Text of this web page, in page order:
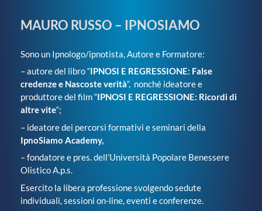
MAURO RUSSO – IPNOSIAMO
Sono un Ipnologo/ipnotista, Autore e Formatore:
– autore del libro “IPNOSI E REGRESSIONE: False
credenze e Nascoste verità“, nonché ideatore e
produttore del film “IPNOSI E REGRESSIONE: Ricordi di
altre vite“;
– ideatore dei percorsi formativi e seminari della
IpnoSiamo Academy,
– fondatore e pres. dell’Università Popolare Benessere
Olistico A.p.s.
Esercito la libera professione svolgendo sedute
individuali, sessioni on-line, eventi e conferenze.